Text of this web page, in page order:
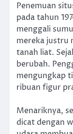
Penemuan
pada tahun
menggali
mereka justru
tanah liat.
berubah.
mengungkap
ribuan figur
Menariknya,
dicat dengan